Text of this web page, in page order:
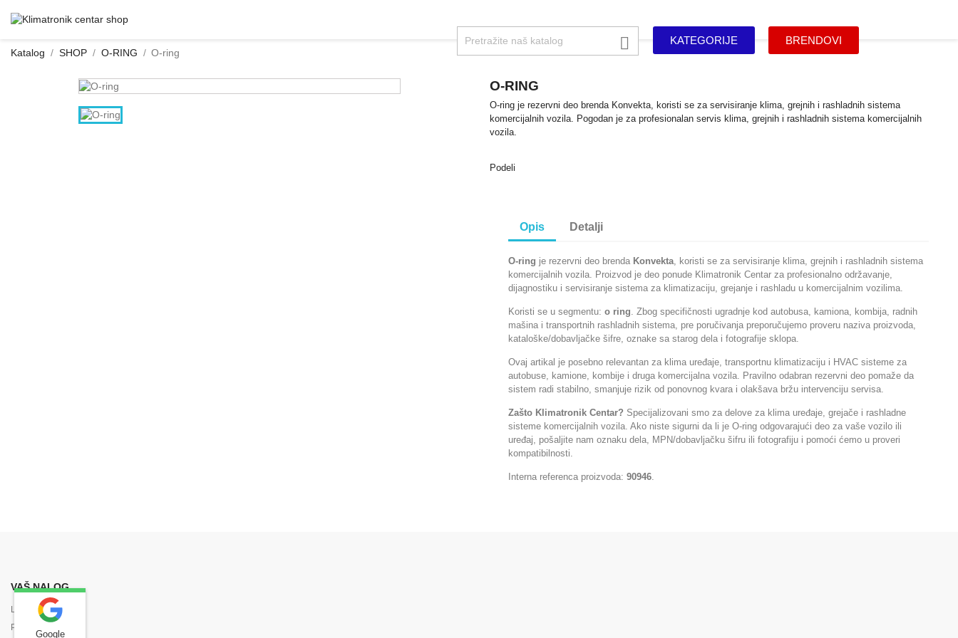
 KATEGORIJE BRENDOVI
Katalog SHOP O-RING O-ring
O-RING
O-ring je rezervni deo brenda Konvekta, koristi se za servisiranje klima, grejnih i rashladnih sistema
komercijalnih vozila. Pogodan je za profesionalan servis klima, grejnih i rashladnih sistema komercijalnih
vozila.
Podeli
Opis Detalji
O-ring je rezervni deo brenda Konvekta, koristi se za servisiranje klima, grejnih i rashladnih sistema
komercijalnih vozila. Proizvod je deo ponude Klimatronik Centar za profesionalno održavanje,
dijagnostiku i servisiranje sistema za klimatizaciju, grejanje i rashladu u komercijalnim vozilima.
Koristi se u segmentu:o ring. Zbog specifičnosti ugradnje kod autobusa, kamiona, kombija, radnih
mašina i transportnih rashladnih sistema, pre poručivanja preporučujemo proveru naziva proizvoda,
kataloške/dobavljačke šifre, oznake sa starog dela i fotografije sklopa.
Ovaj artikal je posebno relevantan za klima uređaje, transportnu klimatizaciju i HVAC sisteme za
autobuse, kamione, kombije i druga komercijalna vozila. Pravilno odabran rezervni deo pomaže da
sistem radi stabilno, smanjuje rizik od ponovnog kvara i olakšava bržu intervenciju servisa.
Zašto Klimatronik Centar? Specijalizovani smo za delove za klima uređaje, grejače i rashladne
sisteme komercijalnih vozila. Ako niste sigurni da li je O-ring odgovarajući deo za vaše vozilo ili
uređaj, pošaljite nam oznaku dela, MPN/dobavljačku šifru ili fotografiju i pomoći ćemo u proveri
kompatibilnosti.
Interna referenca proizvoda:90946.
VAŠ NALOG
Lični podaci
Porudžbine
Google